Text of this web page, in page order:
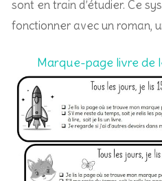
sont en train d’étudier. Ce
fonctionner avec un roman,
Marque-page livre de